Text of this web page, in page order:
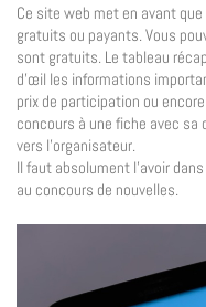
Ce site web met en avant
gratuits ou payants. Vous
sont gratuits. Le tableau
d’œil les informations
prix de participation ou
concours à une fiche avec
vers l’organisateur.
Il faut absolument l’avoir
au concours de nouvelles.